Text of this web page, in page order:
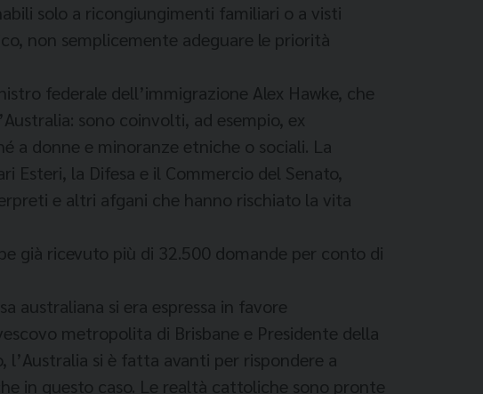
solo a ricongiungimenti familiari o a visti
non semplicemente adeguare le priorità
federale dell’immigrazione Alex Hawke, che
sono coinvolti, ad esempio, ex
a donne e minoranze etniche o sociali. La
Esteri, la Difesa e il Commercio del Senato,
e altri afgani che hanno rischiato la vita
già ricevuto più di 32.500 domande per conto di
australiana si era espressa in favore
metropolita di Brisbane e Presidente della
l’Australia si è fatta avanti per rispondere a
in questo caso. Le realtà cattoliche sono pronte